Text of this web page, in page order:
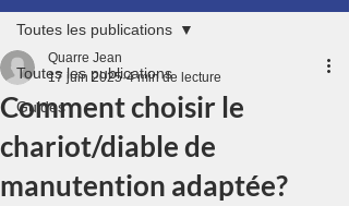
Toutes les publications
Guides
Toutes les publications
Comment choisir le
chariot/diable de
manutention adaptée?
Quarre Jean
17 juin 2025 4 min de lecture